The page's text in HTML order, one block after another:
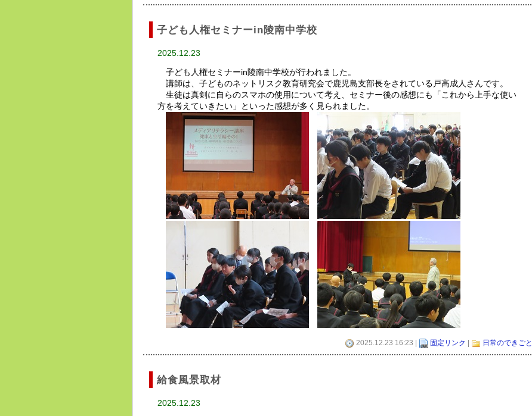
子ども人権セミナーin陵南中学校
2025.12.23
子ども人権セミナーin陵南中学校が行われました。
講師は、子どものネットリスク教育研究会で鹿児島支部長をされている戸高成人さんです。
生徒は真剣に自らのスマホの使用について考え、セミナー後の感想にも「これから上手な使い
方を考えていきたい」といった感想が多く見られました。
2025.12.23 16:23 | 固定リンク 日常のできごと
給食風景取材
2025.12.23